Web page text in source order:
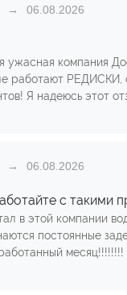
06.08.2026
ужасная компания
работают РЕДИСКИ,
Я надеюсь этот
06.08.2026
с такими
в этой компании
постоянные
месяц!!!!!!!!